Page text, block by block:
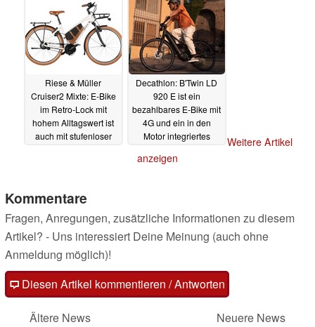
Riese & Müller
Cruiser2 Mixte: E-Bike
im Retro-Lock mit
hohem Alltagswert ist
auch mit stufenloser
Decathlon: B'Twin LD
920 E ist ein
bezahlbares E-Bike mit
4G und ein in den
Motor integriertes
Weitere Artikel
anzeigen
Kommentare
Fragen, Anregungen, zusätzliche Informationen zu diesem
Artikel? - Uns interessiert Deine Meinung (auch ohne
Anmeldung möglich)!
Diesen Artikel kommentieren / Antworten
Ältere News
Neuere News